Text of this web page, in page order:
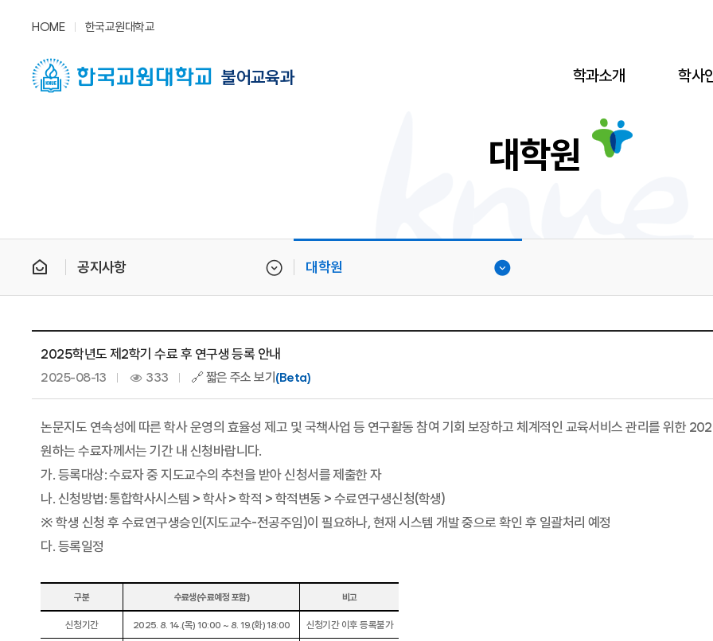
HOME 한국교원대학교
불어교육과 학과소개 학사
대학원
공지사항 대학원
2025학년도 제2학기 수료 후 연구생 등록 안내
2025-08-13 333 🔗 짧은 주소 보기 (Beta)
논문지도 연속성에 따른 학사 운영의 효율성 제고 및 국책사업 등 연구활동 참여 기회 보장하고 체계적인 교육서비스 관리를 위한
원하는 수료자께서는 기간 내 신청바랍니다.
가. 등록대상: 수료자 중 지도교수의 추천을 받아 신청서를 제출한 자
나. 신청방법: 통합학사시스템 > 학사 > 학적 > 학적변동 > 수료연구생신청(학생)
※ 학생 신청 후 수료연구생승인(지도교수-전공주임)이 필요하나, 현재 시스템 개발 중으로 확인 후 일괄처리 예정
다. 등록일정
구분 수료생(수료예정 포함) 비고
신청기간 2025. 8. 14.(목) 10:00 ~ 8. 19.(화) 18:00 신청기간 이후 등록불가